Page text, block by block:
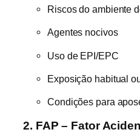
Riscos do ambiente
Agentes nocivos
Uso de EPI/EPC
Exposição habitual
Condições para
2. FAP – Fator